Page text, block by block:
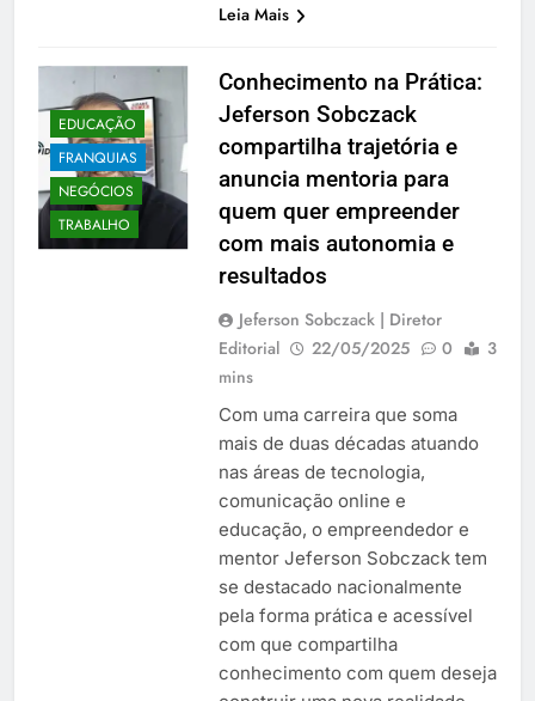
Leia Mais
EDUCAÇÃO
FRANQUIAS
NEGÓCIOS
TRABALHO
Conhecimento na Prática:
Jeferson Sobczack
compartilha trajetória e
anuncia mentoria para
quem quer empreender
com mais autonomia e
resultados
Jeferson Sobczack | Diretor
Editorial
22/05/2025 0
3
mins
Com uma carreira que soma
mais de duas décadas atuando
nas áreas de tecnologia,
comunicação online e
educação, o empreendedor e
mentor Jeferson Sobczack tem
se destacado nacionalmente
pela forma prática e acessível
com que compartilha
conhecimento com quem deseja